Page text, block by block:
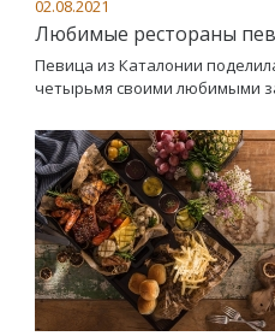
02.08.2021
Любимые рестораны
Певица из Каталонии
четырьмя своими любимыми